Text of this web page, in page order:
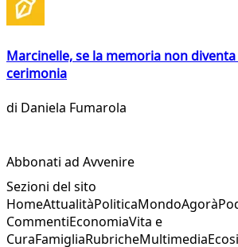
Marcinelle, se la memoria non
cerimonia
di Daniela Fumarola
Abbonati ad Avvenire
Sezioni del sito
HomeAttualitàPoliticaMondoAgorà
CommentiEconomiaVita e
CuraFamigliaRubricheMultimedia